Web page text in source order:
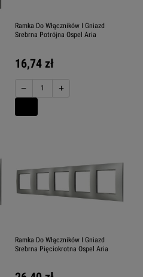
Ramka Do Włączników I Gniazd
Srebrna Potrójna Ospel Aria
16,74 zł
− +
Ramka Do Włączników I Gniazd
Srebrna Pięciokrotna Ospel Aria